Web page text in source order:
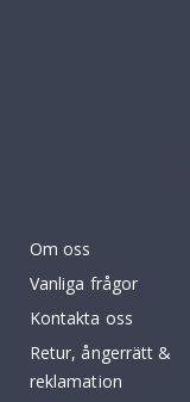
Om oss
Vanliga frågor
Kontakta oss
Retur, ångerrätt &
reklamation